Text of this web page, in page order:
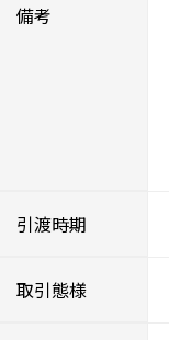
備考
引渡時期
取引態様